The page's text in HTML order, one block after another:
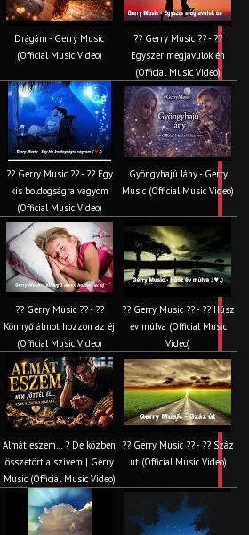
Drágám - Gerry Music
(Official Music Video)
?? Gerry Music ?? - ??
Egyszer megjavulok én
(Official Music Video)
?? Gerry Music ?? - ?? Egy
kis boldogságra vágyom
(Official Music Video)
Gyöngyhajú lány - Gerry
Music (Official Music Video)
?? Gerry Music ?? - ??
Könnyű álmot hozzon az éj
(Official Music Video)
?? Gerry Music ?? - ?? Húsz
év múlva (Official Music
Video)
Almát eszem… ? De közben
összetört a szívem | Gerry
Music (Official Music Video)
?? Gerry Music ?? - ?? Száz
út (Official Music Video)